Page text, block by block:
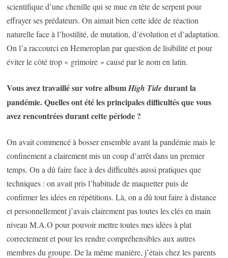
scientifique d’une chenille qui se mue en tête de serpent pour
effrayer ses prédateurs. On aimait bien cette idée de réaction
naturelle face à l’hostilité, de mutation, d’évolution et d’adaptation.
On l’a raccourci en Hemeroplan par question de lisibilité et pour
éviter le côté trop « grimoire » causé par le nom en latin.
Vous avez travaillé sur votre albumHigh Tidedurant la
pandémie. Quelles ont été les principales difficultés que vous
avez rencontrées durant cette période ?
On avait commencé à bosser ensemble avant la pandémie mais le
confinement a clairement mis un coup d’arrêt dans un premier
temps. On a dû faire face à des difficultés aussi pratiques que
techniques : on avait pris l’habitude de maquetter puis de
confirmer les idées en répétitions. Là, on a dû tout faire à distance
et personnellement j’avais clairement pas toutes les clés en main
niveau M.A.O pour pouvoir mettre toutes mes idées à plat
correctement et pour les rendre compréhensibles aux autres
membres du groupe. De la même manière, j’étais chez les parents